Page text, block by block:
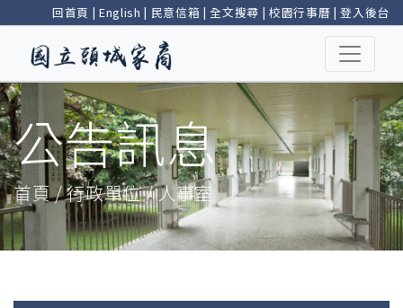
回首頁 | English | 民意信箱 |全文搜尋 | 校園行事曆 |登入後台
公告訊息
首頁 / 行政單位 / 人事室